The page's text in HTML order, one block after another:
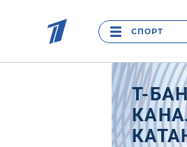
СПОРТ
Т-